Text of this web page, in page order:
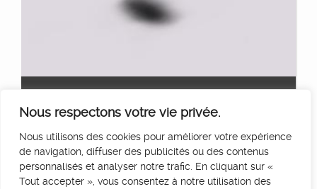
Nous respectons votre vie privée.
Nous utilisons des cookies pour améliorer votre expérience
de navigation, diffuser des publicités ou des contenus
personnalisés et analyser notre trafic. En cliquant sur «
Tout accepter », vous consentez à notre utilisation des
25€ HT/Jour